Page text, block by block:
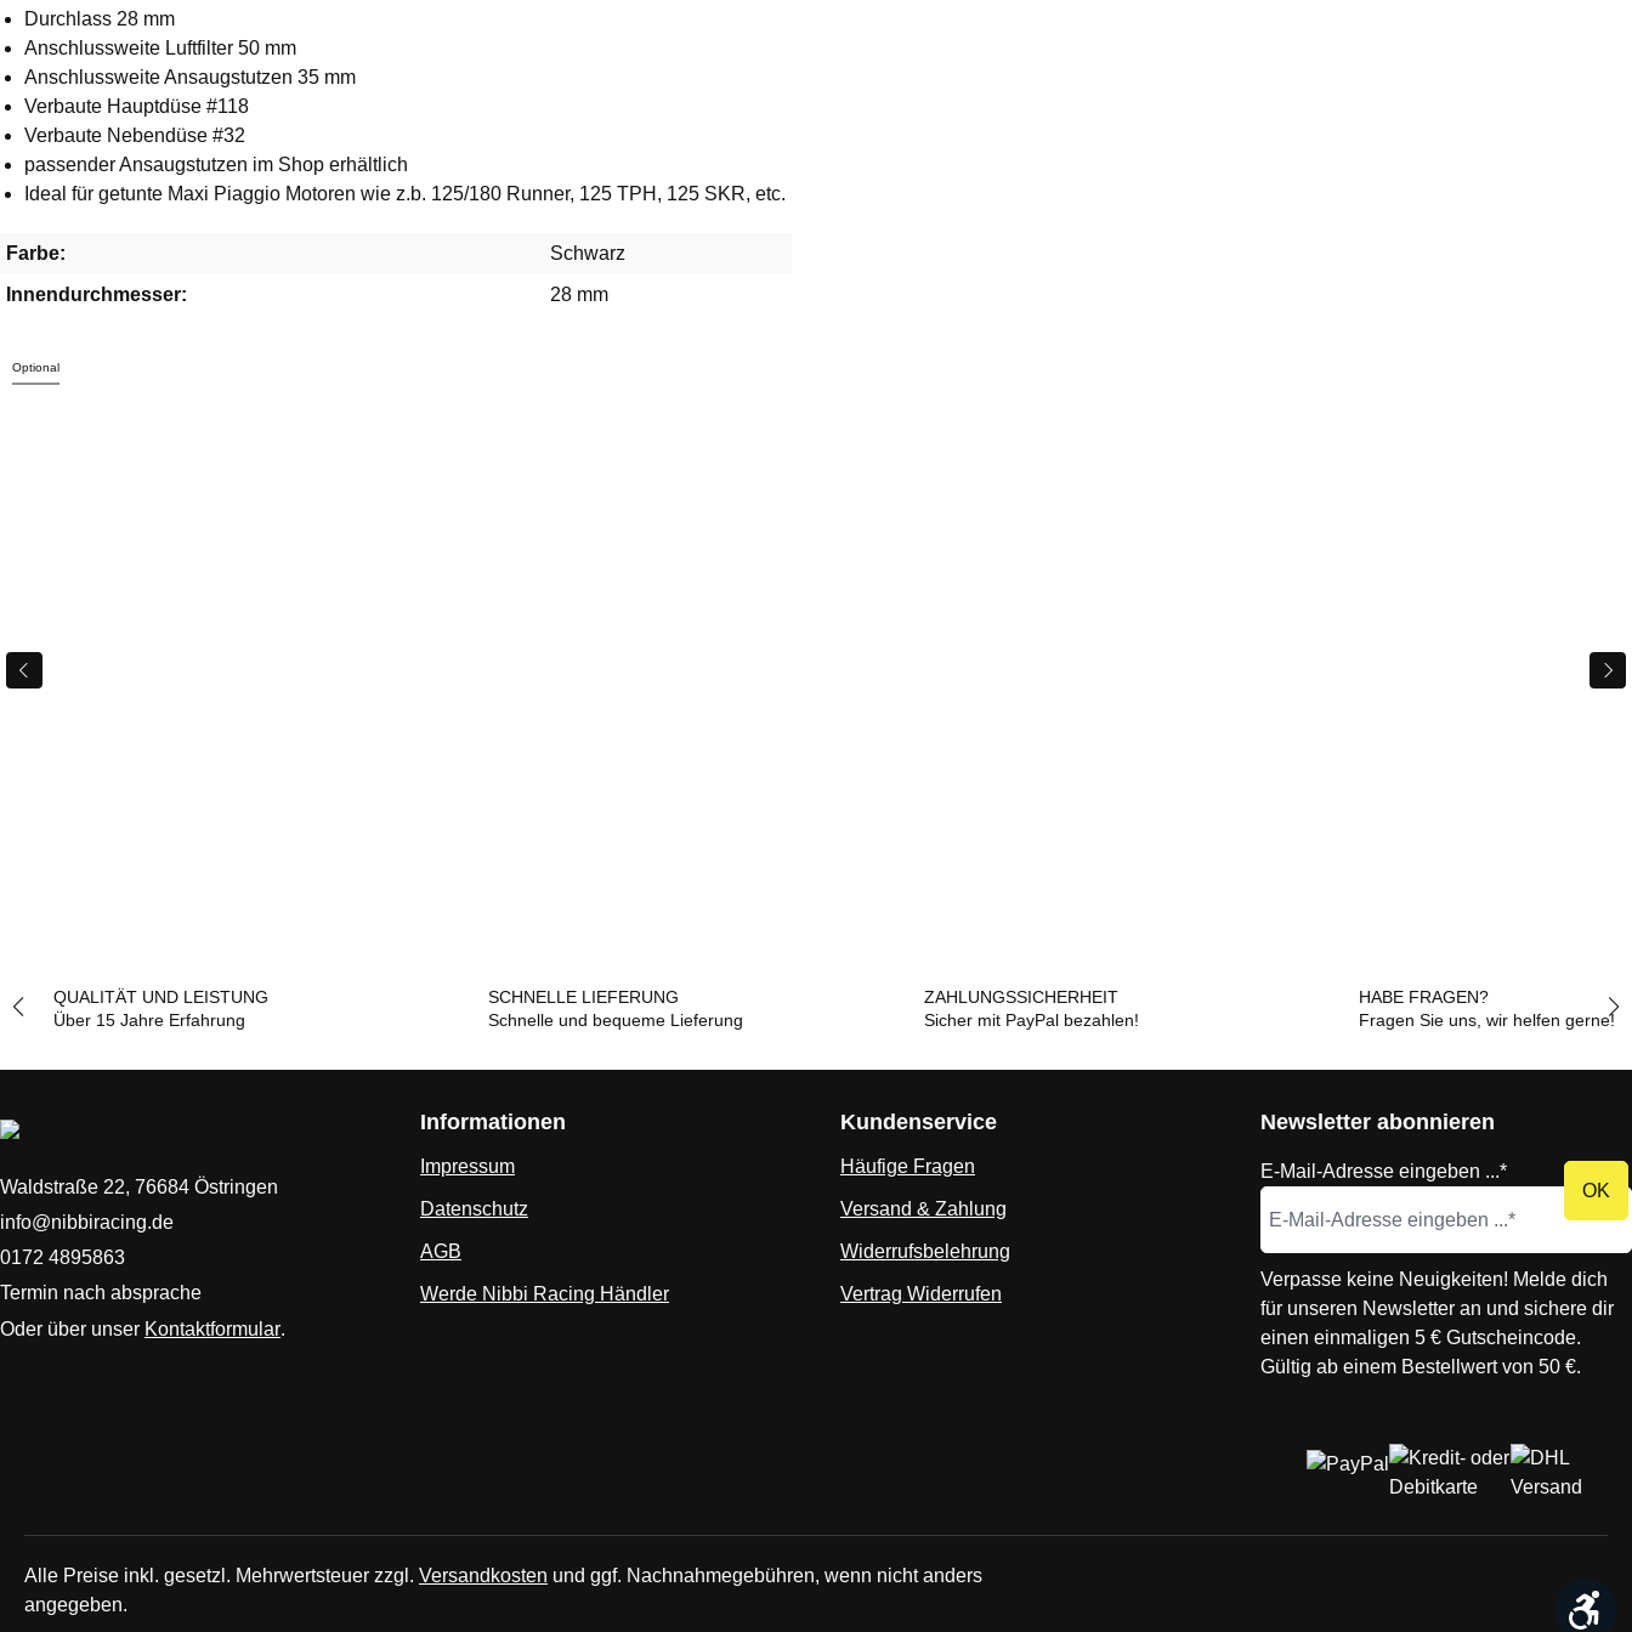
Durchlass 28 mm
Anschlussweite Luftfilter 50 mm
Anschlussweite Ansaugstutzen 35 mm
Verbaute Hauptdüse #118
Verbaute Nebendüse #32
passender Ansaugstutzen im Shop erhältlich
Ideal für getunte Maxi Piaggio Motoren wie z.b. 125/180 Runner, 125 TPH, 125 SKR, etc.
Farbe:
Schwarz
Innendurchmesser:
28 mm
Optional
QUALITÄT UND LEISTUNG
Über 15 Jahre Erfahrung
SCHNELLE LIEFERUNG
Schnelle und bequeme Lieferung
ZAHLUNGSSICHERHEIT
Sicher mit PayPal bezahlen!
HABE FRAGEN?
Fragen Sie uns, wir helfen gerne!
Waldstraße 22, 76684 Östringen
info@nibbiracing.de
0172 4895863
Termin nach absprache
Oder über unser Kontaktformular.
Informationen
Impressum
Datenschutz
AGB
Werde Nibbi Racing Händler
Kundenservice
Häufige Fragen
Versand & Zahlung
Widerrufsbelehrung
Vertrag Widerrufen
Newsletter abonnieren
E-Mail-Adresse eingeben ...*
OK
Verpasse keine Neuigkeiten! Melde dich
für unseren Newsletter an und sichere dir
einen einmaligen 5 € Gutscheincode.
Gültig ab einem Bestellwert von 50 €.
Alle Preise inkl. gesetzl. Mehrwertsteuer zzgl. Versandkosten und ggf. Nachnahmegebühren, wenn nicht anders
angegeben.